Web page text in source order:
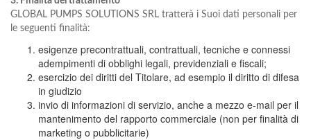
GLOBAL PUMPS SOLUTIONS SRL tratterà i Suoi dati personali per
le seguenti finalità:
esigenze precontrattuali, contrattuali, tecniche e connessi
adempimenti di obblighi legali, previdenziali e fiscali;
esercizio dei diritti del Titolare, ad esempio il diritto di difesa
in giudizio
invio di informazioni di servizio, anche a mezzo e-mail per il
mantenimento del rapporto commerciale (non per finalità di
marketing o pubblicitarie)